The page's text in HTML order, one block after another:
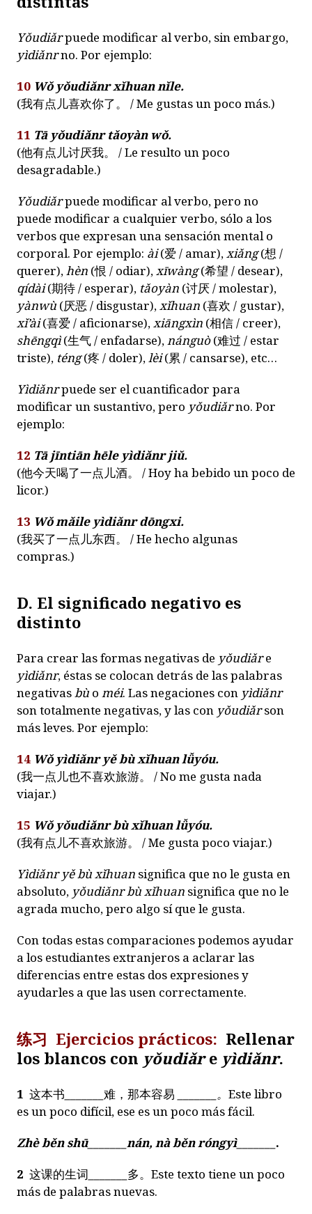
Yǒudiǎrpuede modificar al verbo, sin embargo,
yìdiǎnrno. Por ejemplo:
10 Wǒ yǒudiǎnr xǐhuan nǐle.
(我有点儿喜欢你了。
/ Me gustas un poco más.)
11 Tā yǒudiǎnr tǎoyàn wǒ.
(他有点儿讨厌我。
/ Le resulto un poco
desagradable.)
Yǒudiǎrpuede modificar al verbo, pero no
puede modificar a cualquier verbo, sólo a los
verbos que expresan una sensación mental o
corporal. Por ejemplo: ài(爱 / amar),xiǎng(想 /
querer),hèn (恨 / odiar),xīwàng(希望 / desear),
qídài(期待/ esperar), tǎoyàn (讨厌/ molestar),
yànwù (厌恶/ disgustar),xǐhuan (喜欢 / gustar),
xǐ’ài(喜爱 / aficionarse),xiāngxìn (相信/ creer),
shēngqì(生气/ enfadarse),nánguò(难过 / estar
triste), téng(疼 / doler),lèi(累 / cansarse), etc…
Yìdiǎnrpuede ser el cuantificador para
modificar un sustantivo, pero yǒudiǎrno. Por
ejemplo:
12 Tā jīntiān hēle yìdiǎnr jiǔ.
(他今天喝了一点儿酒。 / Hoy ha bebido un poco de
licor.)
13 Wǒ mǎile yìdiǎnr dōngxi.
(我买了一点儿东西。
/ He hecho algunas
compras.)
D. El significado negativo es
distinto
Para crear las formas negativas de yǒudiǎre
yìdiǎnr, éstas se colocan detrás de las palabras
negativasbù o méi. Las negaciones con yìdiǎnr
son totalmente negativas, y las con yǒudiǎrson
más leves. Por ejemplo:
14 Wǒ yìdiǎnr yě bù xǐhuan lǚyóu.
(我一点儿也不喜欢旅游。
/ No me gusta nada
viajar.)
15 Wǒ yǒudiǎnr bù xǐhuan lǚyóu.
(我有点儿不喜欢旅游。 / Me gusta poco viajar.)
Yìdiǎnr yě bù xǐhuan significa que no le gusta en
absoluto, yǒudiǎnr bù xǐhuan significa que no le
agrada mucho, pero algo sí que le gusta.
Con todas estas comparaciones podemos ayudar
a los estudiantes extranjeros a aclarar las
diferencias entre estas dos expresiones y
ayudarles a que las usen correctamente.
练习 Ejercicios prácticos: Rellenar
los blancos con yǒudiǎre yìdiǎnr.
1 这本书 难，那本容易 。 Este libro
es un poco difícil, ese es un poco más fácil.
Zhè běn shū_______ nán, nà běn róngyì_______ .
2 这课的生词
多。Este texto tiene un poco
más de palabras nuevas.